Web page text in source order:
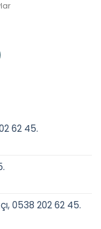
62 45.
0538 202 62 45.